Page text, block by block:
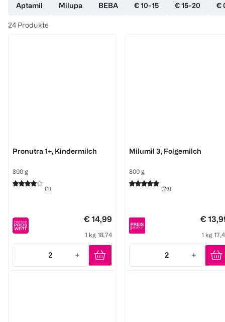
Aptamil Milupa BEBA € 10-15 € 15-20 €
24 Produkte
Pronutra 1+, Kindermilch
800 g
(1)
€ 14,99
1 kg 18,74
2
Quantity: 2
Milumil 3, Folgemilch
800 g
(26)
€
1 kg
2
Quantity: 2